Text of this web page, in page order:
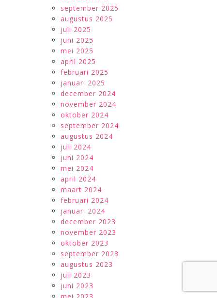
september 2025
augustus 2025
juli 2025
juni 2025
mei 2025
april 2025
februari 2025
januari 2025
december 2024
november 2024
oktober 2024
september 2024
augustus 2024
juli 2024
juni 2024
mei 2024
april 2024
maart 2024
februari 2024
januari 2024
december 2023
november 2023
oktober 2023
september 2023
augustus 2023
juli 2023
juni 2023